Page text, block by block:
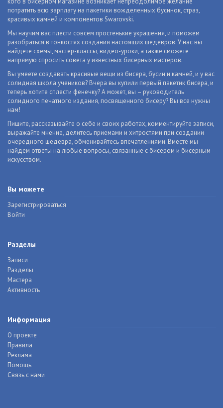
потратить всю зарплату на пакетики вожделенных бусинок, страз,
красивых камней и компонентов Swarovski.
Мы научим вас плести совсем простенькие украшения, и поможем
разобраться в тонкостях создания настоящих шедевров. У нас вы
найдете схемы, мастер-классы, видео-уроки, а также сможете
напрямую спросить совета у известных бисерных мастеров.
Вы умеете создавать красивые вещи из бисера, бусин и камней, и у вас
солидная школа учеников? Вчера вы купили первый пакетик бисера, и
теперь хотите сплести фенечку? А может, вы – руководитель
солидного печатного издания, посвященного бисеру? Вы все нужны
нам!
Пишите, рассказывайте о себе и своих работах, комментируйте записи,
выражайте мнение, делитесь приемами и хитростями при создании
очередного шедевра, обменивайтесь впечатлениями. Вместе мы
найдем ответы на любые вопросы, связанные с бисером и бисерным
искусством.
Вы можете
Зарегистрироваться
Войти
Разделы
Записи
Разделы
Мастера
Активность
Информация
О проекте
Правила
Реклама
Помощь
Связь с нами